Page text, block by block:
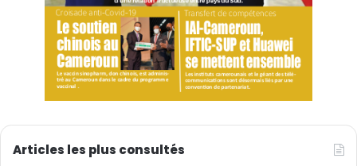
Articles les plus consultés